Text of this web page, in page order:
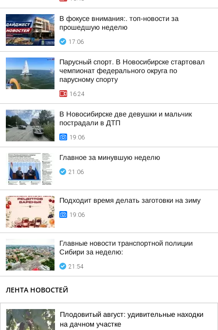
В фокусе внимания:. топ-новости за
прошедшую неделю
17:06
Парусный спорт. В Новосибирске стартовал
чемпионат федерального округа по
парусному спорту
16:24
В Новосибирске две девушки и мальчик
пострадали в ДТП
19:06
Главное за минувшую неделю
21:06
Подходит время делать заготовки на зиму
19:06
Главные новости транспортной полиции
Сибири за неделю:
21:54
ЛЕНТА НОВОСТЕЙ
Плодовитый август: удивительные находки
на дачном участке